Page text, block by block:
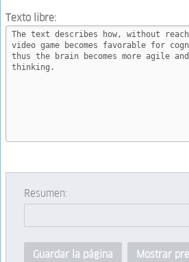
Texto libre:
Resumen:
Guardar la página
Mostrar